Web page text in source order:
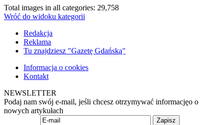
Total images in all categories: 29,758
Wróć do widoku kategorii
Redakcja
Reklama
Tu znajdziesz "Gazetę Gdańską"
Informacja o cookies
Kontakt
NEWSLETTER
Podaj nam swój e-mail, jeśli chcesz otrzymywać informacjęo o
nowych artykułach
Zapisz